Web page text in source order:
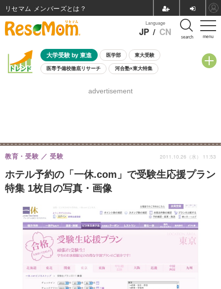
menu
Language
JP / CN search
大学受験 by 東進 医学部 東大受験
医専予備校徹底リサーチ 河合塾×東大特集
8月開催学校説明会・相談会
advertisement
ホテル予約の「一休.com」で受験生応援プラン
特集 1枚目の写真・画像
教育・受験 受験 2011.10.26（水） 11:53
リセマム メンバーズ